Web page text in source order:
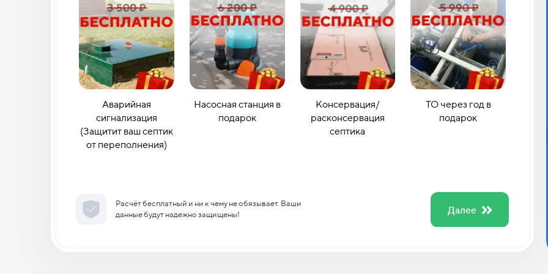
Аварийная
сигнализация
(Защитит ваш септик
от переполнения)
Насосная станция в
подарок
Консервация/
расконсервация
септика
ТО через год в
подарок
Расчёт бесплатный и ни к чему не обязывает. Ваши
данные будут надежно защищены!
Далее